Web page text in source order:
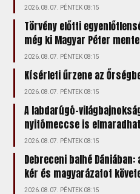
2026.08.07. PÉNTEK 08:15
Törvény előtti
még ki Magyar Péter
2026.08.07. PÉNTEK 08:15
Kísérleti űrzene az
2026.08.07. PÉNTEK 08:15
A labdarúgó-
nyitómeccse is elmaradhat
2026.08.07. PÉNTEK 08:15
Debreceni balhé Dániában:
kér és magyarázatot
2026.08.07. PÉNTEK 08:15